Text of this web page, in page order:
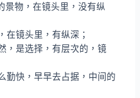
景物，在镜头里，没有纵
在镜头里，有纵深；
，是选择，有层次的，镜
勤快，早早去占据，中间的